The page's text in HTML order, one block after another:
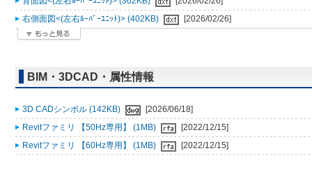
右側面図<(左右ﾙｰﾊﾞｰﾕﾆｯﾄ)> (402KB)
[2026/02/26]
BIM・3DCAD・属性情報
3D CADシンボル (142KB)
[2026/06/18]
Revitファミリ 【50Hz専用】 (1MB)
[2022/12/15]
Revitファミリ 【60Hz専用】 (1MB)
[2022/12/15]